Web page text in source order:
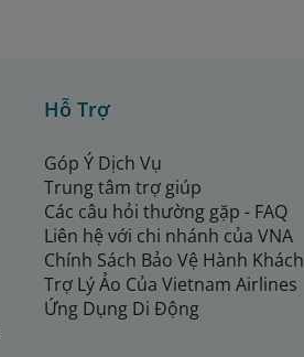
Hỗ Trợ
Góp Ý Dịch Vụ
Trung tâm trợ giúp
Các câu hỏi thường gặp - FAQ
Liên hệ với chi nhánh của VNA
Chính Sách Bảo Vệ Hành Khách
Trợ Lý Ảo Của Vietnam Airlines
Ứng Dụng Di Động